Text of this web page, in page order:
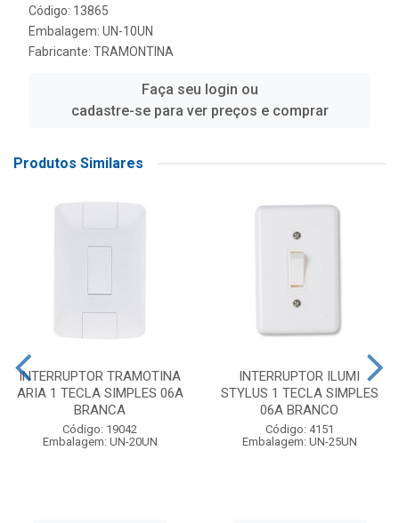
Código: 13865
Embalagem: UN-10UN
Fabricante: TRAMONTINA
Faça seu login ou
cadastre-se para ver preços e comprar
Produtos Similares
INTERRUPTOR TRAMOTINA
ARIA 1 TECLA SIMPLES 06A
BRANCA
Código: 19042
Embalagem: UN-20UN
INTERRUPTOR ILUMI
STYLUS 1 TECLA SIMPLES
06A BRANCO
Código: 4151
Embalagem: UN-25UN